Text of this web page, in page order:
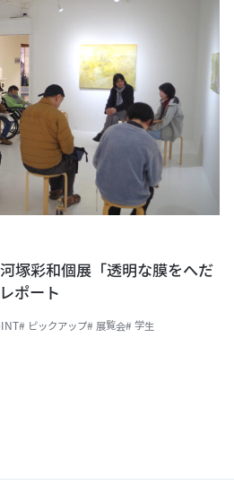
塚彩和個展「透明な膜をへだ
ポート
# ピックアップ# 展覧会# 学生